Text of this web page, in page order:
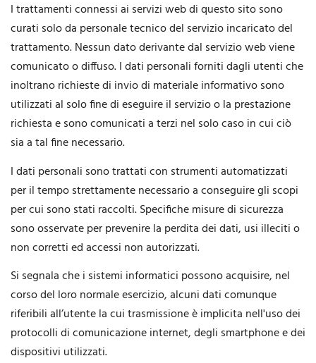
I trattamenti connessi ai servizi web di questo sito sono
curati solo da personale tecnico del servizio incaricato del
trattamento. Nessun dato derivante dal servizio web viene
comunicato o diffuso. I dati personali forniti dagli utenti che
inoltrano richieste di invio di materiale informativo sono
utilizzati al solo fine di eseguire il servizio o la prestazione
richiesta e sono comunicati a terzi nel solo caso in cui ciò
sia a tal fine necessario.
I dati personali sono trattati con strumenti automatizzati
per il tempo strettamente necessario a conseguire gli scopi
per cui sono stati raccolti. Specifiche misure di sicurezza
sono osservate per prevenire la perdita dei dati, usi illeciti o
non corretti ed accessi non autorizzati.
Si segnala che i sistemi informatici possono acquisire, nel
corso del loro normale esercizio, alcuni dati comunque
riferibili all’utente la cui trasmissione è implicita nell'uso dei
protocolli di comunicazione internet, degli smartphone e dei
dispositivi utilizzati.